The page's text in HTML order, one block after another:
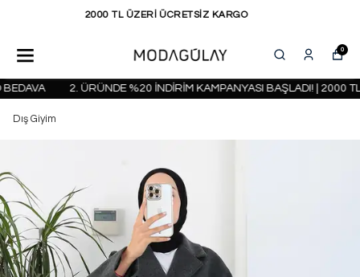
KAPIDA ÖDEME SEÇENEĞİ
0
2. ÜRÜNDE %20 İNDİRİM KAMPANYASI BAŞLADI! | 2000 TL
Dış Giyim